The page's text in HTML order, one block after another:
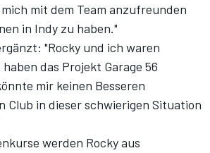
mit dem Team anzufreunden
in Indy zu haben."
"Rocky und ich waren
das Projekt Garage 56
mir keinen Besseren
Club in dieser schwierigen Situation
werden Rocky aus